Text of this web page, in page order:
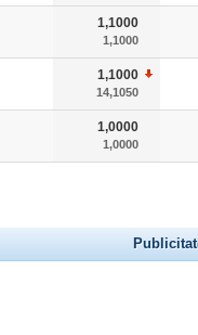
1,1000
1,1000
1,1000
14,1050
1,0000
1,0000